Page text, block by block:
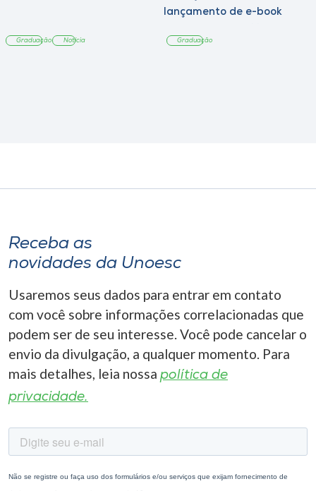
Graduação Notícia
lançamento de e-book
Graduação
Receba as
novidades da Unoesc
Usaremos seus dados para entrar em contato
com você sobre informações correlacionadas que
podem ser de seu interesse. Você pode cancelar o
envio da divulgação, a qualquer momento. Para
mais detalhes, leia nossa política de
privacidade.